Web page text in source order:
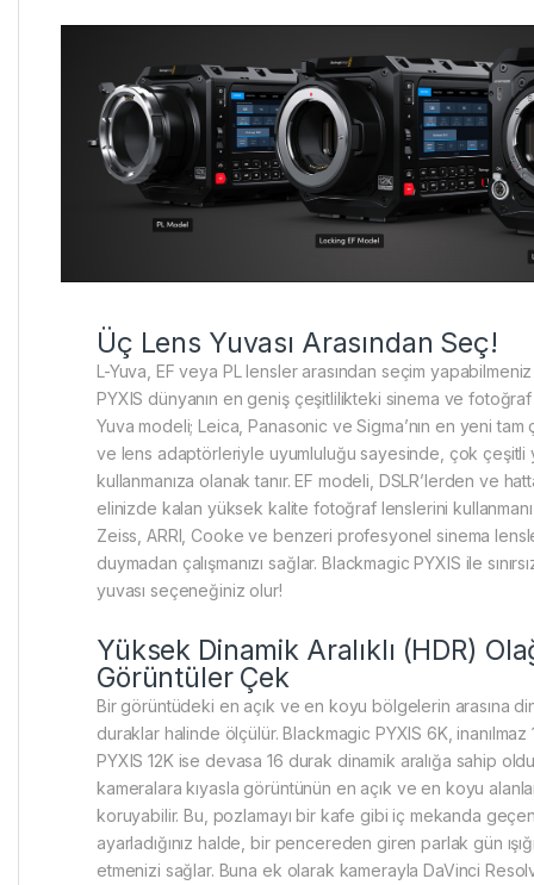
Üç Lens Yuvası Arasından Seç!
L-Yuva, EF veya PL lensler arasından seçim
PYXIS dünyanın en geniş çeşitlilikteki sinema ve
Yuva modeli; Leica, Panasonic ve Sigma’nın en yeni tam
ve lens adaptörleriyle uyumluluğu sayesinde, çok çeşitli
kullanmanıza olanak tanır. EF modeli, DSLR’lerden ve
elinizde kalan yüksek kalite fotoğraf lenslerini
Zeiss, ARRI, Cooke ve benzeri profesyonel sinema
duymadan çalışmanızı sağlar. Blackmagic PYXIS ile
yuvası seçeneğiniz olur!
Yüksek Dinamik Aralıklı (HDR)
Görüntüler Çek
Bir görüntüdeki en açık ve en koyu bölgelerin arasına
duraklar halinde ölçülür. Blackmagic PYXIS 6K,
PYXIS 12K ise devasa 16 durak dinamik aralığa sahip
kameralara kıyasla görüntünün en açık ve en koyu
koruyabilir. Bu, pozlamayı bir kafe gibi iç mekanda
ayarladığınız halde, bir pencereden giren parlak gün
etmenizi sağlar. Buna ek olarak kamerayla DaVinci